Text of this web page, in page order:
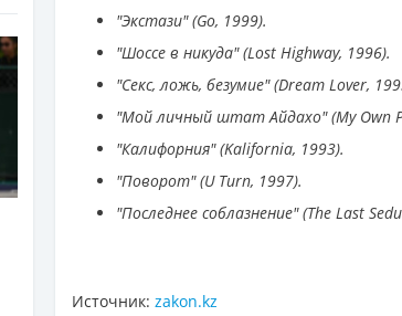
"Экстази" (Go, 1999).
"​Шоссе в никуда" (Lost Highway, 1996).
"Секс, ложь, безумие" (Dream Lover,
"Мой личный штат Айдахо" (My Own
"Калифорния" (Kalifornia, 1993).
"Поворот" (U Turn, 1997).
"Последнее соблазнение" (The Last
Источник: zakon.kz